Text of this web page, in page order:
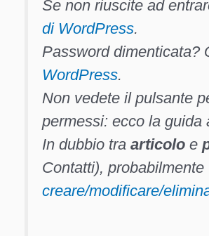
Se non riuscite ad
di WordPress.
Password dimenticata?
WordPress.
Non vedete il pulsante
permessi: ecco la guida
In dubbio tra articolo e
Contatti),
creare/modificare/